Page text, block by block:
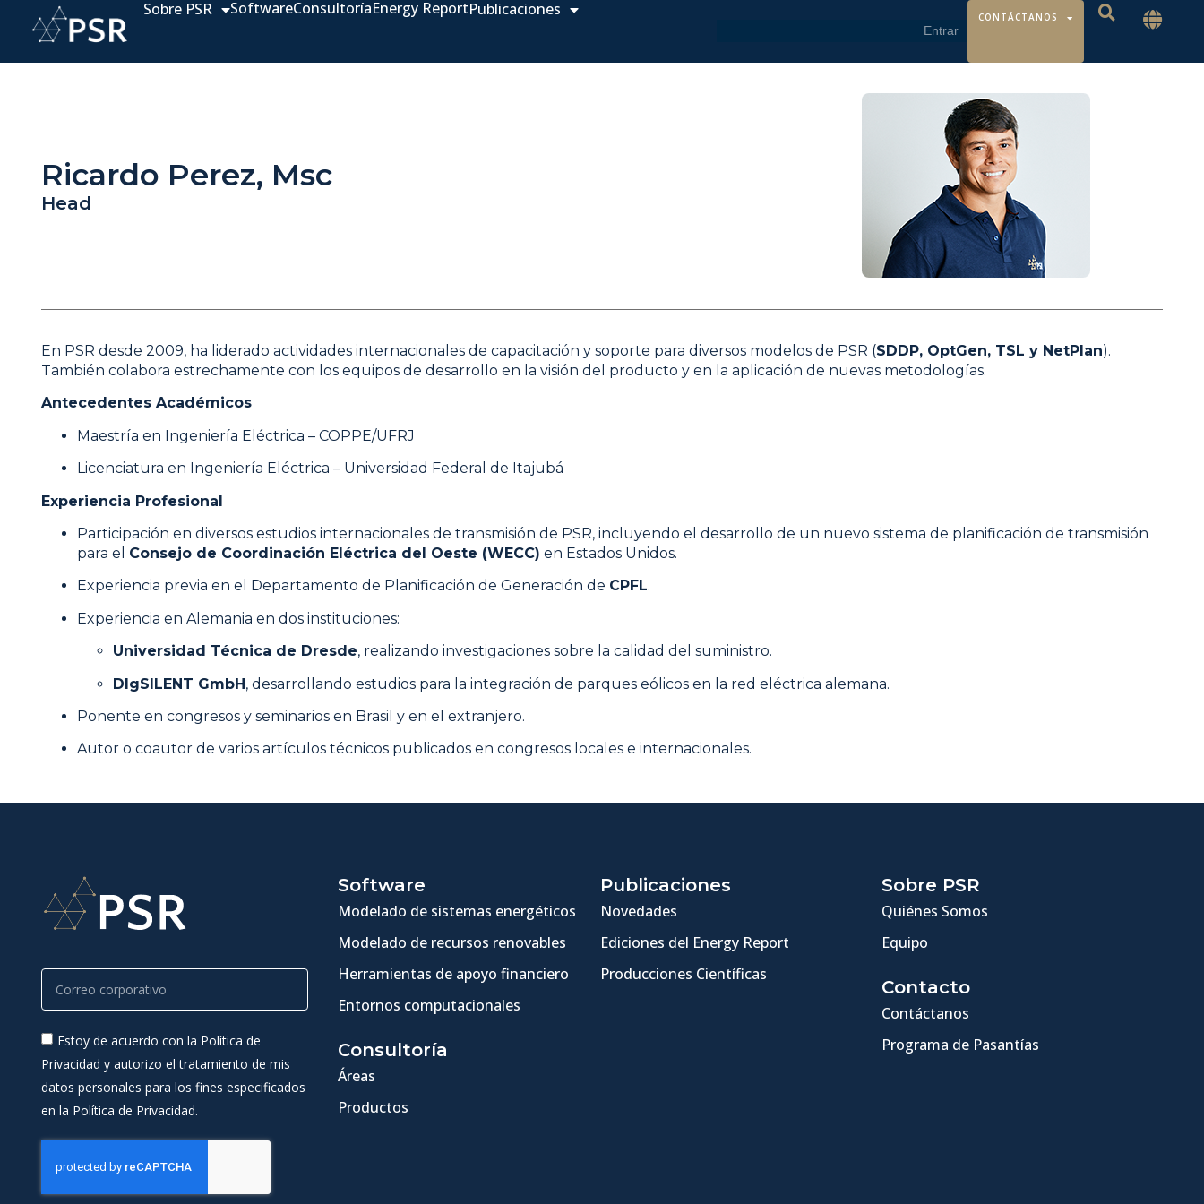
Sobre PSR SoftwareConsultoríaEnergy ReportPublicaciones CONTÁCTANOS
Ricardo Perez, Msc
Head
En PSR desde 2009, ha liderado actividades internacionales de capacitación y soporte para diversos modelos de PSR (SDDP, OptGen, TSL y NetPlan).
También colabora estrechamente con los equipos de desarrollo en la visión del producto y en la aplicación de nuevas metodologías.
Antecedentes Académicos
Maestría en Ingeniería Eléctrica – COPPE/UFRJ
Licenciatura en Ingeniería Eléctrica – Universidad Federal de Itajubá
Experiencia Profesional
Participación en diversos estudios internacionales de transmisión de PSR, incluyendo el desarrollo de un nuevo sistema de planificación de transmisión
para el Consejo de Coordinación Eléctrica del Oeste (WECC) en Estados Unidos.
Experiencia previa en el Departamento de Planificación de Generación de CPFL.
Experiencia en Alemania en dos instituciones:
Universidad Técnica de Dresde, realizando investigaciones sobre la calidad del suministro.
DIgSILENT GmbH, desarrollando estudios para la integración de parques eólicos en la red eléctrica alemana.
Ponente en congresos y seminarios en Brasil y en el extranjero.
Autor o coautor de varios artículos técnicos publicados en congresos locales e internacionales.
Estoy de acuerdo con la Política de
Privacidad y autorizo el tratamiento de mis
datos personales para los fines especificados
en la Política de Privacidad.
Software
Modelado de sistemas energéticos
Modelado de recursos renovables
Herramientas de apoyo financiero
Entornos computacionales
Consultoría
Áreas
Productos
Publicaciones
Novedades
Ediciones del Energy Report
Producciones Científicas
Sobre PSR
Quiénes Somos
Equipo
Contacto
Contáctanos
Programa de Pasantías